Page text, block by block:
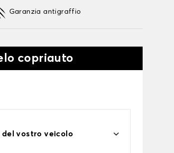
Garanzia antigraffio
copriauto
vostro veicolo